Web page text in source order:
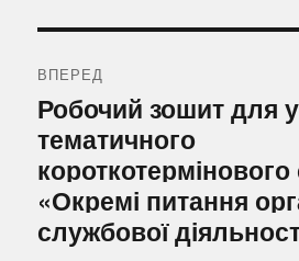
ВПЕРЕД
Наступний
запис:
Робочий зошит для
тематичного
«Окремі питання
службової